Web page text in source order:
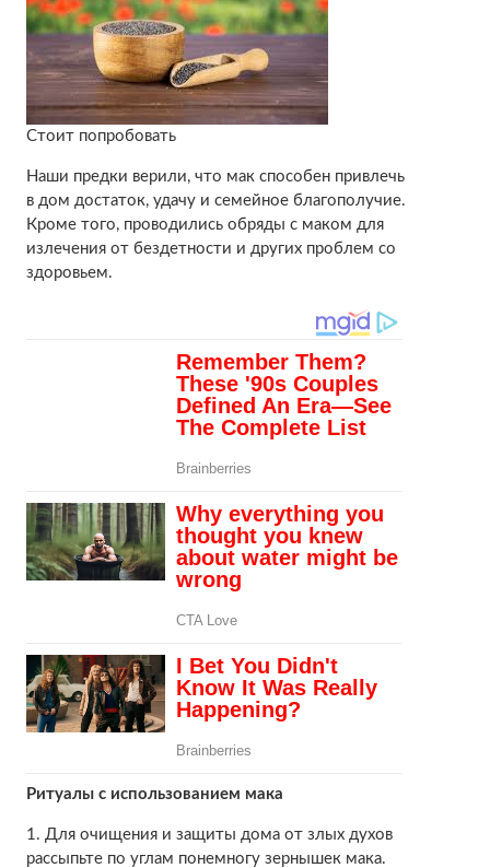
Стоит попробовать
Наши предки верили, что мак способен привлечь
в дом достаток, удачу и семейное благополучие.
Кроме того, проводились обряды с маком для
излечения от бездетности и других проблем со
здоровьем.
Ритуалы с использованием мака
1. Для очищения и защиты дома от злых духов
рассыпьте по углам понемногу зернышек мака.